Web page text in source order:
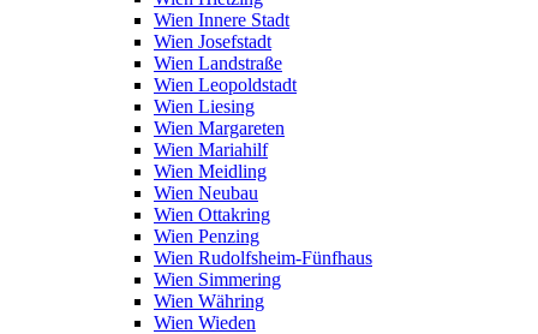
Wien Innere Stadt
Wien Josefstadt
Wien Landstraße
Wien Leopoldstadt
Wien Liesing
Wien Margareten
Wien Mariahilf
Wien Meidling
Wien Neubau
Wien Ottakring
Wien Penzing
Wien Rudolfsheim-Fünfhaus
Wien Simmering
Wien Währing
Wien Wieden